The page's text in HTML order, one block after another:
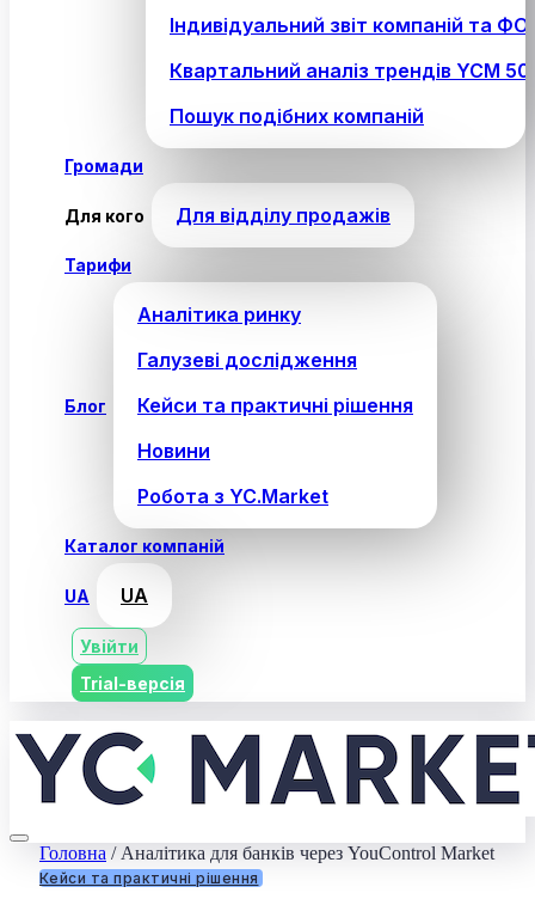
Індивідуальний звіт компаній та
Квартальний аналіз трендів YCM
Пошук подібних компаній
Громади
Для кого Для відділу продажів
Тарифи
Блог
Аналітика ринку
Галузеві дослідження
Кейси та практичні рішення
Новини
Робота з YC.Market
Каталог компаній
UA UA
Увійти
Trial-версія
Головна / Аналітика для банків через YouControl Market
Кейси та практичні рішення